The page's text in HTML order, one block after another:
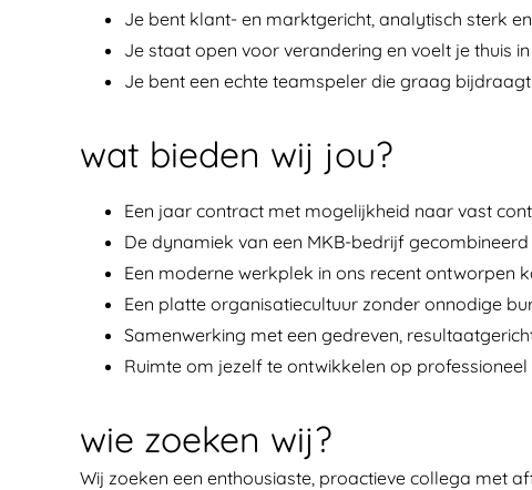
Je bent klant- en marktgericht, analytisch sterk
Je staat open voor verandering en voelt je thuis
Je bent een echte teamspeler die graag
wat bieden wij jou?
Een jaar contract met mogelijkheid naar vast
De dynamiek van een MKB-bedrijf
Een moderne werkplek in ons recent ontworpen
Een platte organisatiecultuur zonder onnodige
Samenwerking met een gedreven,
Ruimte om jezelf te ontwikkelen op
wie zoeken wij?
Wij zoeken een enthousiaste, proactieve collega met